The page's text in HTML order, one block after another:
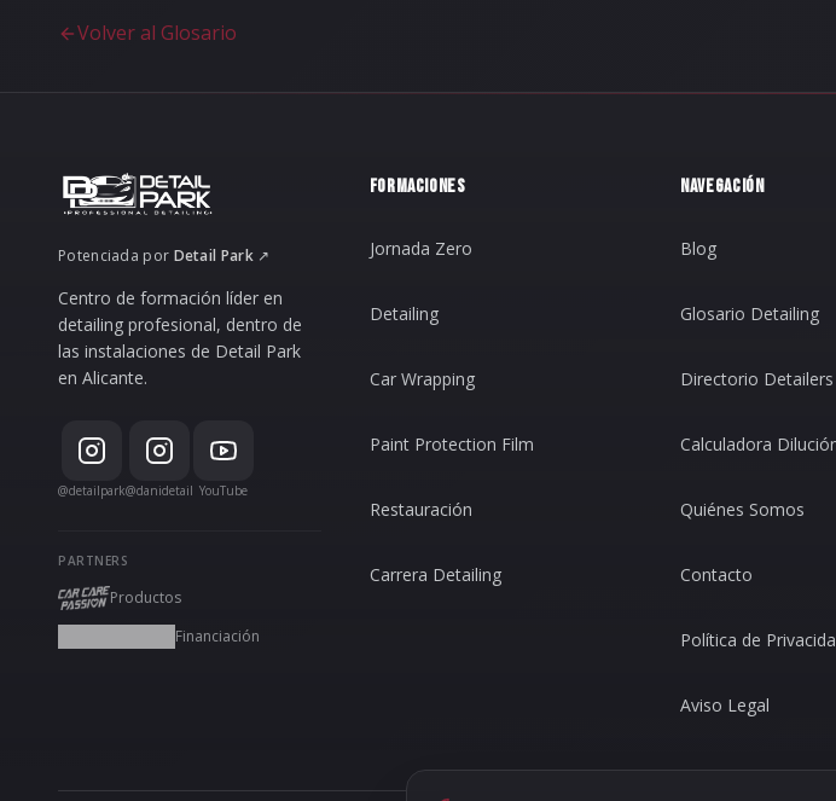
Volver al Glosario
Potenciada por Detail Park↗
Centro de formación líder en
detailing profesional, dentro de
las instalaciones de Detail Park
en Alicante.
@detailpark@danidetail YouTube
PARTNERS
Productos
Financiación
FORMACIONES
Jornada Zero
Detailing
Car Wrapping
Paint Protection Film
Restauración
Carrera Detailing
NAVEGACIÓN
Blog
Glosario Detailing
Directorio Detailers
Calculadora
Quiénes Somos
Contacto
Política de
Aviso Legal